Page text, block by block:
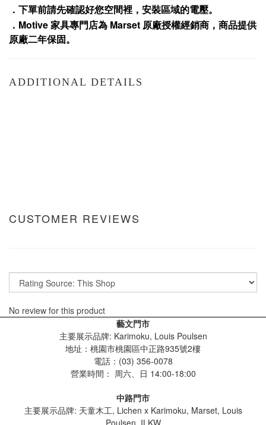
．下單前請先確認好您空間裡，安裝區域的電壓。
． Motive家具專門店為 Marset 原廠授權經銷商，商品提供
原廠二年保固。
ADDITIONAL DETAILS
CUSTOMER REVIEWS
No review for this product
藝文門市
主要展示品牌: Karimoku, Louis Poulsen
地址：桃園市桃園區中正路935號2樓
電話：(03) 356-0078
營業時間： 周六、日 14:00-18:00
中路門市
主要展示品牌: 天童木工, Lichen x Karimoku, Marset, Louis
Poulsen, ILKW